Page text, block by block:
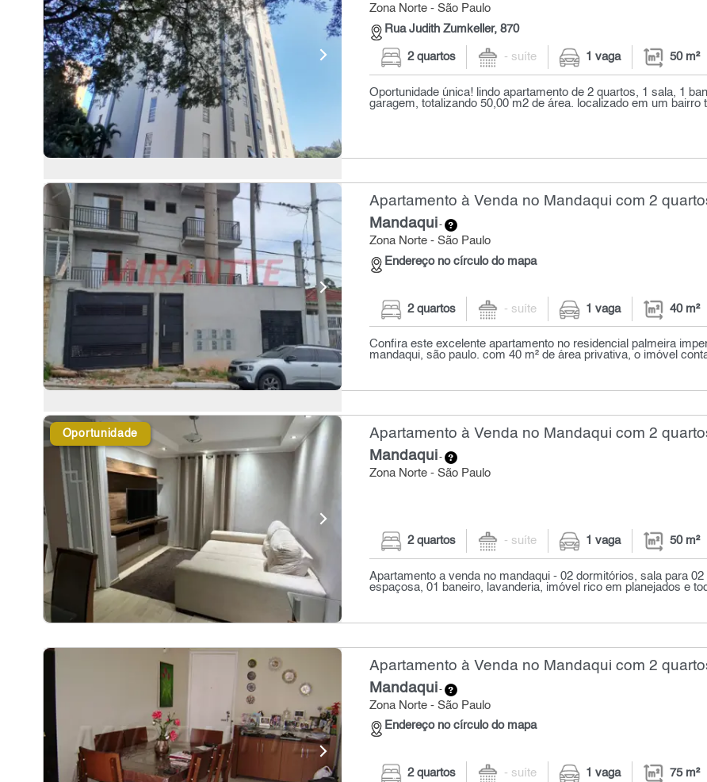
Zona Norte - São Paulo
Rua Judith Zumkeller, 870
2 quartos - suíte 1 vaga 50 m²
Oportunidade única! lindo apartamento de 2 quartos, 1 sala, 1
garagem, totalizando 50,00 m2 de área. localizado em um bairro
Apartamento à Venda no Mandaqui com 2
Mandaqui-
Zona Norte - São Paulo
Endereço no círculo do mapa
2 quartos - suíte 1 vaga 40 m²
Confira este excelente apartamento no residencial palmeira
mandaqui, são paulo. com 40 m² de área privativa, o imóvel
Oportunidade Apartamento à Venda no Mandaqui com 2
Mandaqui-
Zona Norte - São Paulo
2 quartos - suíte 1 vaga 50 m²
Apartamento a venda no mandaqui - 02 dormitórios, sala para
espaçosa, 01 baneiro, lavanderia, imóvel rico em planejados e
Apartamento à Venda no Mandaqui com 2
Mandaqui-
Zona Norte - São Paulo
Endereço no círculo do mapa
2 quartos - suíte 1 vaga 75 m²